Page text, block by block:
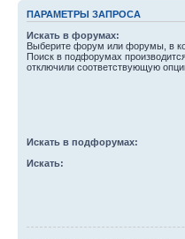
ПАРАМЕТРЫ ЗАПРОСА
Искать в форумах:
Выберите форум или форумы, в
Поиск в подфорумах
отключили соответствующую
Искать в подфорумах:
Искать: